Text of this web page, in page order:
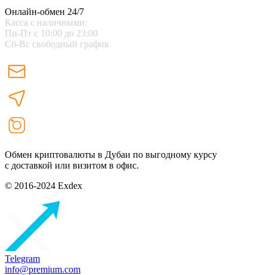
Онлайн-обмен 24/7
Касса с наличными:
Пн-Пт с 10:00 до 23:00
Сб-Вс свободный график
Обмен криптовалюты в Дубаи по выгодному курсу
с доставкой или визитом в офис.
© 2016-2024 Exdex
Telegram
info@premium.com